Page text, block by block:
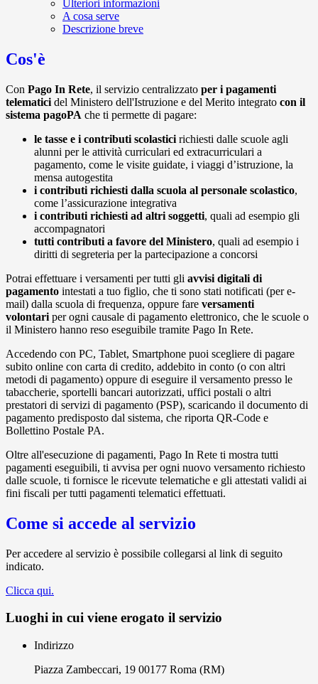
Ulteriori informazioni
A cosa serve
Descrizione breve
Cos'è
Con Pago In Rete, il servizio centralizzato per i pagamenti
telematici del Ministero dell'Istruzione e del Merito integrato con il
sistema pagoPA che ti permette di pagare:
le tasse e i contributi scolastici richiesti dalle scuole agli
alunni per le attività curriculari ed extracurriculari a
pagamento, come le visite guidate, i viaggi d’istruzione, la
mensa autogestita
i contributi richiesti dalla scuola al personale scolastico,
come l’assicurazione integrativa
i contributi richiesti ad altri soggetti, quali ad esempio gli
accompagnatori
tutti contributi a favore del Ministero, quali ad esempio i
diritti di segreteria per la partecipazione a concorsi
Potrai effettuare i versamenti per tutti gli avvisi digitali di
pagamento intestati a tuo figlio, che ti sono stati notificati (per e-
mail) dalla scuola di frequenza, oppure fare versamenti
volontari per ogni causale di pagamento elettronico, che le scuole o
il Ministero hanno reso eseguibile tramite Pago In Rete.
Accedendo con PC, Tablet, Smartphone puoi scegliere di pagare
subito online con carta di credito, addebito in conto (o con altri
metodi di pagamento) oppure di eseguire il versamento presso le
tabaccherie, sportelli bancari autorizzati, uffici postali o altri
prestatori di servizi di pagamento (PSP), scaricando il documento di
pagamento predisposto dal sistema, che riporta QR-Code e
Bollettino Postale PA.
Oltre all'esecuzione di pagamenti, Pago In Rete ti mostra tutti
pagamenti eseguibili, ti avvisa per ogni nuovo versamento richiesto
dalle scuole, ti fornisce le ricevute telematiche e gli attestati validi ai
fini fiscali per tutti pagamenti telematici effettuati.
Come si accede al servizio
Per accedere al servizio è possibile collegarsi al link di seguito
indicato.
Clicca qui.
Luoghi in cui viene erogato il servizio
Indirizzo
Piazza Zambeccari, 19 00177 Roma (RM)